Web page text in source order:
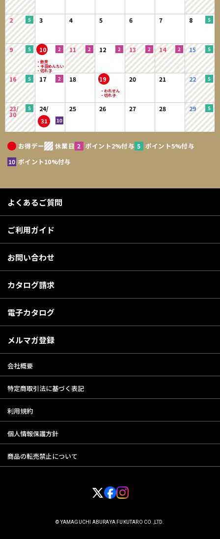
2 3 4 5 6 7 8
9 10 11 12 13 14 15
16 17 18 19 20 21 22
23/
30
24/
31
25 26 27 28 29
お得デー 休業日 ポイント2%付与
ポイント5%付与
ポイント10%付与
よくあるご質問
ご利用ガイド
お問い合わせ
カタログ請求
電子カタログ
メルマガ登録
会社概要
特定商取引法に基づく表記
利用規約
個人情報保護方針
商品の転売禁止について
© YAMAGUCHI ABURAYA FUKUTARO CO.,LTD.